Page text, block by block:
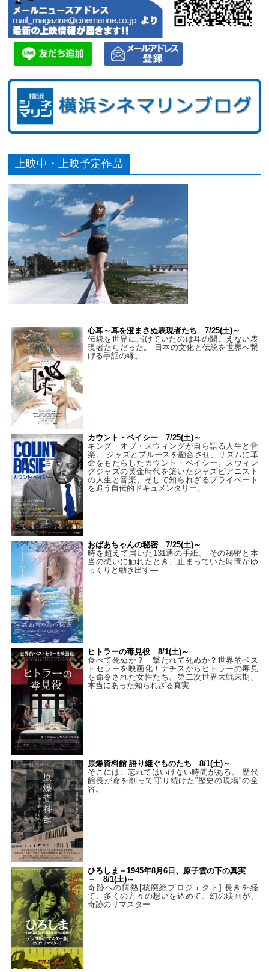
上映中・上映予定作品
心耳～耳を澄まさぬ表現者たち 7/25(土)～
伝統を世界に届けていたのは耳の聞こえない表
現者たちだった。 日本の文化と伝統を世界へ繋
げる手話の縁。
カウント・ベイシー 7/25(土)～
キング・オブ・スウィングが自ら語る人生と音
楽。 ジャズとブルースを融合させ、リズムに革
命をもたらしたカウント・ベイシー。スウィン
グジャズの黄金時代を築いたジャズピアニスト
の人生と音楽、そして知られざるプライベート
を追う自伝的ドキュメンタリー。
おばあちゃんの秘密 7/25(土)～
時を超えて届いた131通の手紙。 その秘密と本
当の想いに触れたとき、止まっていた時間がゆ
っくりと動き出す―
ヒトラーの毒見役 8/1(土)～
食べて死ぬか？ 撃たれて死ぬか？世界的ベス
トセラーを映画化！ナチスからヒトラーの毒見
を命令された女性たち。第二次世界大戦末期、
本当にあった知られざる真実
原爆資料館 語り継ぐものたち 8/1(土)～
そこには、忘れてはいけない時間がある。 歴代
館長が命を削って守り続けた”歴史の現場”の全
容。
ひろしま－1945年8月6日、原子雲の下の真実
－ 8/1(土)～
奇跡への情熱[核廃絶プロジェクト] 長きを経
て、多くの方々の想いを込めて、幻の映画が、
奇跡のリマスター